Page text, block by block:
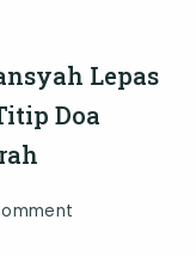
Lepas
Doa